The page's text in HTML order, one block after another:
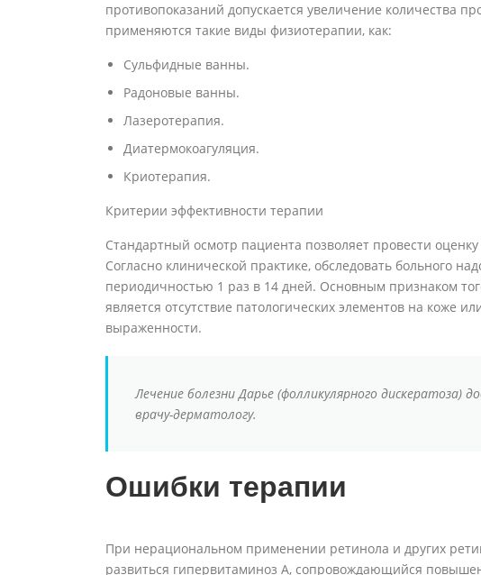
противопоказаний допускается увеличение количества
применяются такие виды физиотерапии, как:
Сульфидные ванны.
Радоновые ванны.
Лазеротерапия.
Диатермокоагуляция.
Криотерапия.
Критерии эффективности терапии
Стандартный осмотр пациента позволяет провести
Согласно клинической практике, обследовать больного
периодичностью 1 раз в 14 дней. Основным признаком
является отсутствие патологических элементов на коже
выраженности.
Лечение болезни Дарье (фолликулярного дискератоза)
врачу-дерматологу.
Ошибки терапии
При нерациональном применении ретинола и других
развиться гипервитаминоз A, сопровождающийся